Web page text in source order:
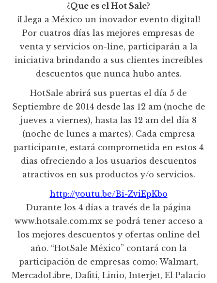
¿Que es el Hot Sale?
¡Llega a México un inovador evento digital!
Por cuatros días las mejores empresas de
venta y servicios on-line, participarán a la
iniciativa brindando a sus clientes increíbles
descuentos que nunca hubo antes.
HotSale abrirá sus puertas el día 5 de
Septiembre de 2014 desde las 12 am (noche de
jueves a viernes), hasta las 12 am del día 8
(noche de lunes a martes). Cada empresa
participante, estará comprometida en estos 4
dias ofreciendo a los usuarios descuentos
atractivos en sus productos y/o servicios.
http://youtu.be/Bi-ZviEpKbo
Durante los 4 días a través de la página
www.hotsale.com.mx se podrá tener acceso a
los mejores descuentos y ofertas online del
año. “HotSale México” contará con la
participación de empresas como: Walmart,
MercadoLibre, Dafiti, Linio, Interjet, El Palacio